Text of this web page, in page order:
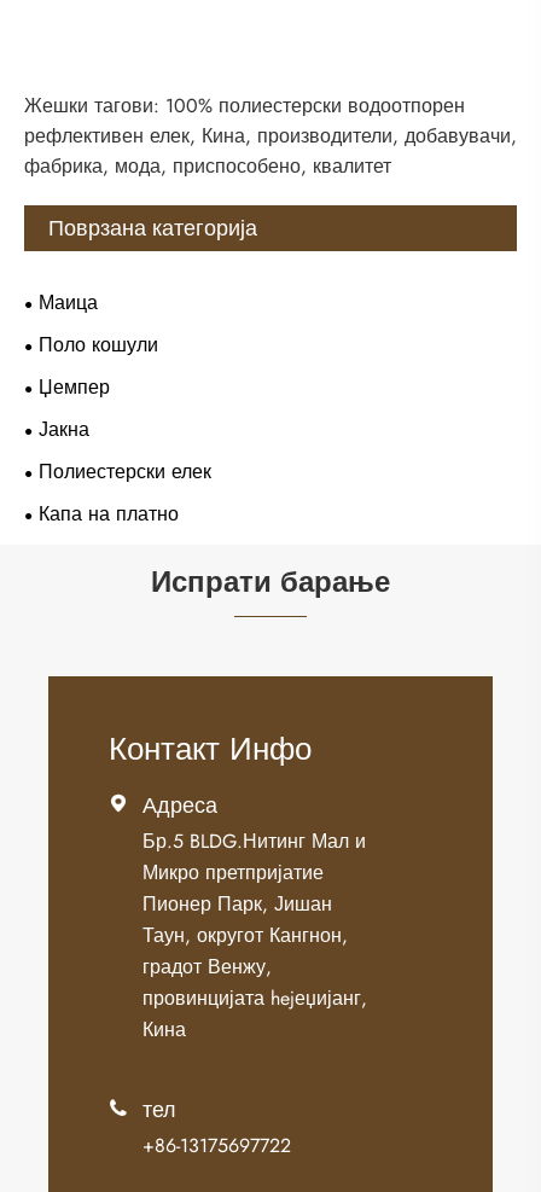
Жешки тагови: 100% полиестерски водоотпорен
рефлективен елек, Кина, производители, добавувачи,
фабрика, мода, приспособено, квалитет
Поврзана категорија
Маица
Поло кошули
Џемпер
Јакна
Полиестерски елек
Капа на платно
Испрати барање
Контакт Инфо
 Адреса
Бр.5 BLDG.Нитинг Мал и
Микро претпријатие
Пионер Парк, Јишан
Таун, округот Кангнон,
градот Венжу,
провинцијата hejеџијанг,
Кина
 тел
+86-13175697722